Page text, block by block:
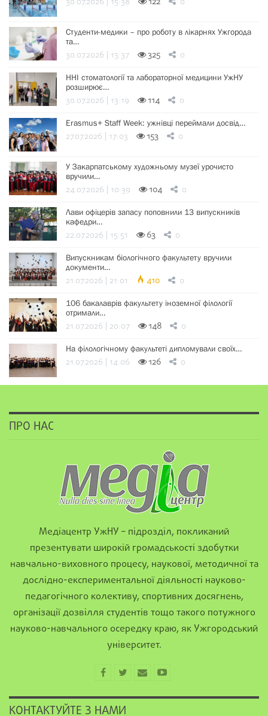
Студенти-медики – про роботу в лікарнях Ужгорода
та…
30.07.2026 | 13:37 325 0
ННІ стоматології та лабораторної медицини УжНУ
розширює…
30.07.2026 | 13:19 114 0
Erasmus+ Staff Week: ужнівці переймали досвід…
27.07.2026 | 17:03 153 0
У Закарпатському художньому музеї урочисто
вручили…
24.07.2026 | 10:39 104 0
Лави офіцерів запасу поповнили 13 випускників
кафедри…
22.07.2026 | 15:51 63 0
Випускникам біологічного факультету вручили
документи…
21.07.2026 | 21:01 410 0
106 бакалаврів факультету іноземної філології
отримали…
21.07.2026 | 20:07 148 0
На філологічному факультеті дипломували своїх…
21.07.2026 | 14:06 126 0
ПРО НАС
Медіацентр УжНУ – підрозділ, покликаний
презентувати широкій громадськості здобутки
навчально-виховного процесу, наукової, методичної та
дослідно-експериментальної діяльності науково-
педагогічного колективу, спортивних досягнень,
організації дозвілля студентів тощо такого потужного
науково-навчального осередку краю, як Ужгородський
університет.
КОНТАКТУЙТЕ З НАМИ